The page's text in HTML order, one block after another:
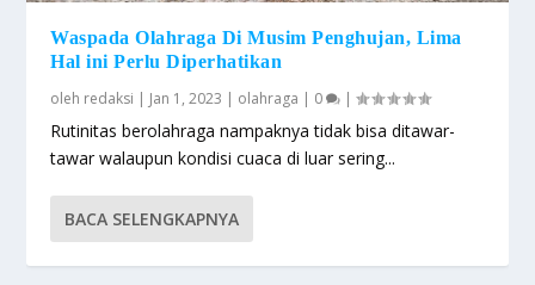
Waspada Olahraga Di Musim Penghujan, Lima
Hal ini Perlu Diperhatikan
oleh redaksi | Jan 1, 2023 | olahraga | 0 |
Rutinitas berolahraga nampaknya tidak bisa ditawar-
tawar walaupun kondisi cuaca di luar sering...
BACA SELENGKAPNYA